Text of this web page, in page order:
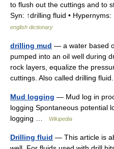
to flush out the cuttings and to
Syn: ↑drilling fluid •
english dictionary
drilling mud — a water based
pumped into an oil well during
rock layers, equalize the
cuttings. Also called drilling
Mud logging — Mud log in
logging Spontaneous potential
logging …
Wikipedia
Drilling fluid — This article is